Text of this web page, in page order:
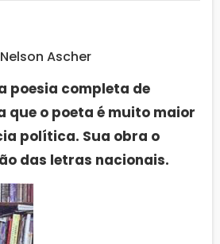
Ascher
poesia completa de
que o poeta é muito maior
política. Sua obra o
das letras nacionais.